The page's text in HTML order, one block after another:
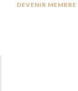
DEVENIR MEMBRE